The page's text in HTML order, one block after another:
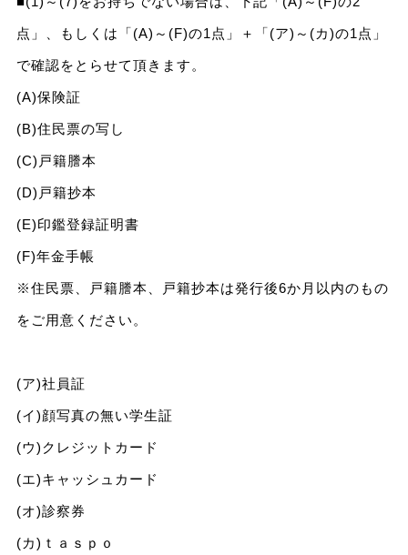
点」、もしくは「(A)～(F)の1点」＋「(ア)～(カ)の1点」
で確認をとらせて頂きます。
(A)保険証
(B)住民票の写し
(C)戸籍謄本
(D)戸籍抄本
(E)印鑑登録証明書
(F)年金手帳
※住民票、戸籍謄本、戸籍抄本は発行後6か月以内のもの
をご用意ください。
(ア)社員証
(イ)顔写真の無い学生証
(ウ)クレジットカード
(エ)キャッシュカード
(オ)診察券
(カ)ｔａｓｐｏ